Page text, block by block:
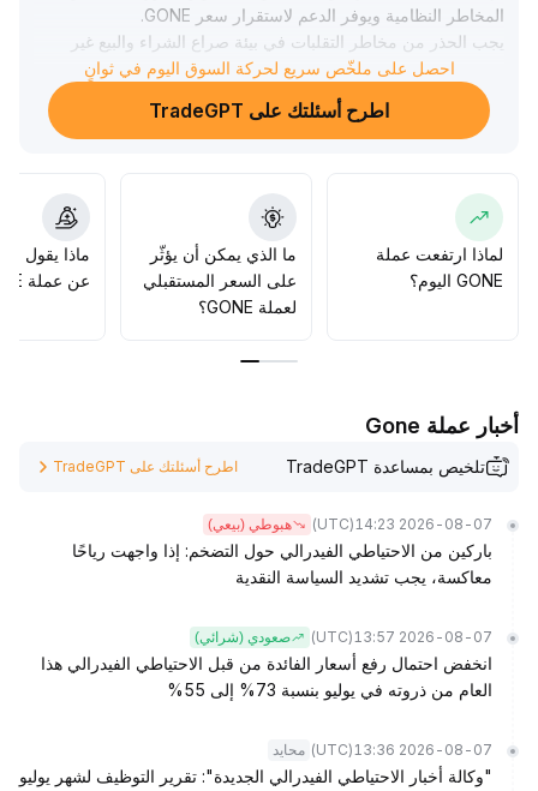
المخاطر النظامية ويوفر الدعم لاستقرار سعر GONE
.
يجب الحذر من مخاطر التقلبات في بيئة صراع الشراء والبيع غير
الواضحة، ويوصى بالتحرك بمرونة ضمن نطاق 0
.
96—1
12، مع التركيز على النشاط على السلسلة والتوافق بين الحجم
احصل على ملخّص سريع لحركة السوق اليوم في ثوانٍ
اطرح أسئلتك على TradeGPT
لماذا ارتفعت عملة
GONE اليوم؟
ما الذي يمكن أن يؤثّر
على السعر المستقبلي
لعملة GONE؟
ماذا يقول
عن عملة GONE؟
أخبار عملة Gone
تلخيص بمساعدة TradeGPT اطرح أسئلتك على TradeGPT
2026-08-07 14:23
(UTC) هبوطي (بيعي)
باركين من الاحتياطي الفيدرالي حول التضخم: إذا واجهت رياحًا
معاكسة، يجب تشديد السياسة النقدية
2026-08-07 13:57
(UTC) صعودي (شرائي)
انخفض احتمال رفع أسعار الفائدة من قبل الاحتياطي الفيدرالي هذا
العام من ذروته في يوليو بنسبة 73% إلى 55%
2026-08-07 13:36
(UTC) محايد
"وكالة أخبار الاحتياطي الفيدرالي الجديدة": تقرير التوظيف لشهر يوليو